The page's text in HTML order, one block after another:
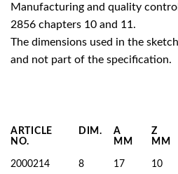
Manufacturing and quality
2856 chapters 10 and 11.
The dimensions used in the
and not part of the specification.
ARTICLE
NO.
DIM.
A
MM
Z
MM
2000214 8 17 10